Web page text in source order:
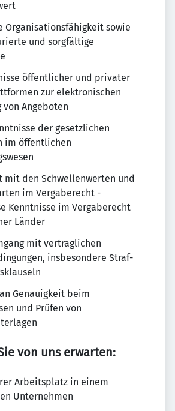
Organisationsfähigkeit sowie
und sorgfältige
öffentlicher und privater
zur elektronischen
von Angeboten
der gesetzlichen
im öffentlichen
mit den Schwellenwerten und
im Vergaberecht -
Kenntnisse im Vergaberecht
Länder
mit vertraglichen
insbesondere Straf-
Genauigkeit beim
und Prüfen von
von uns erwarten:
Arbeitsplatz in einem
Unternehmen